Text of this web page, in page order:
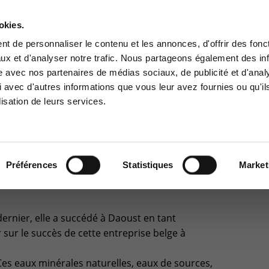
de personnaliser le contenu et les annonces, d'offrir des
et d'analyser notre trafic. Nous partageons également des
avec nos partenaires de médias sociaux, de publicité et
d'autres informations que vous leur avez fournies ou
de leurs services.
Préférences Statistiques
Contactez-nous
Clients
à la zone d'information
client
Centre de services
+32(0)800/12.712
+32(0)800/12.812 (Belgique
+352 8002 45 46
Fr)
SOLUTIONS CYBER SÉCURITÉ GOUVERNANCE
IS : SPADEL !
elle a succédé à Daoust en tant
le succès de cette entreprise belge à
eaux minérales naturelles, eaux de sources,